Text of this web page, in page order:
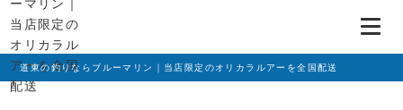
道東の釣りならブルーマリン｜当店限定のオリカラルアーを全国配送